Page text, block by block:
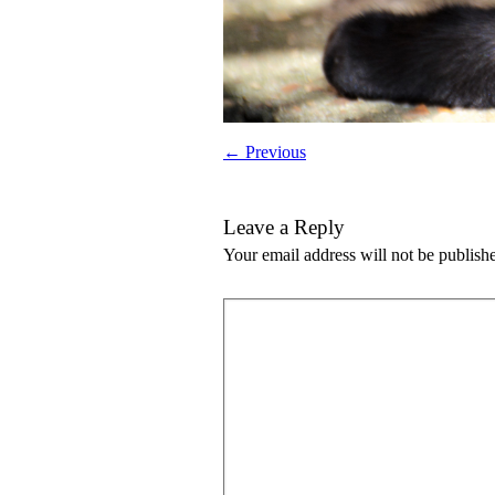
← Previous
Leave a Reply
Your email address will not be